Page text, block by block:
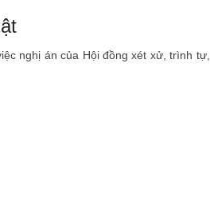
nghị án của Hội đồng xét xử, trình